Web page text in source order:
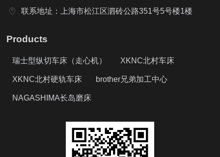
联系地址：上海市松江区泗砖公路351号5号楼1楼
Products
瑞士型纵切车床（走心机） XKNC北村车床
XKNC北村硬轨车床 brother兄弟加工中心
NAGASHIMA长岛磨床